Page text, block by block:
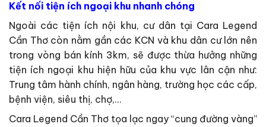
Kết nối tiện ích ngoại khu nhanh chóng
Ngoài các tiện ích nội khu, cư dân tại Cara Legend
Cần Thơ còn nằm gần các KCN và khu dân cư lớn nên
trong vòng bán kính 3km, sẽ được thừa hưởng những
tiện ích ngoại khu hiện hữu của khu vực lân cận như:
Trung tâm hành chính, ngân hàng, trường học các cấp,
bệnh viện, siêu thị, chợ,…
Cara Legend Cần Thơ tọa lạc ngay “cung đường vàng”